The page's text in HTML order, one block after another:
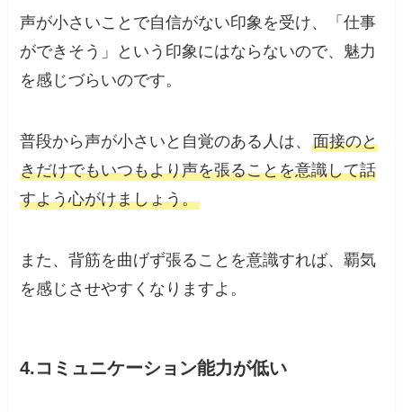
声が小さいことで自信がない印象を受け、「仕事
ができそう」という印象にはならないので、魅力
を感じづらいのです。
普段から声が小さいと自覚のある人は、面接のと
きだけでもいつもより声を張ることを意識して話
すよう心がけましょう。
また、背筋を曲げず張ることを意識すれば、覇気
を感じさせやすくなりますよ。
4.コミュニケーション能力が低い